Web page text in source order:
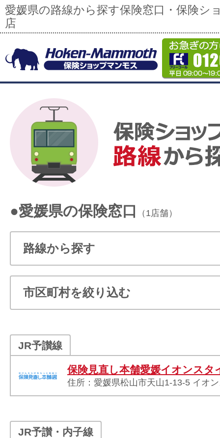
愛媛県の路線から探す保険窓口・保険シ
店
●愛媛県の保険窓口 （1店舗）
JR予讃線
保険見直し本舗愛媛イオンスタ
住所：愛媛県松山市天山1-13-5 イオ
JR予讃・内子線